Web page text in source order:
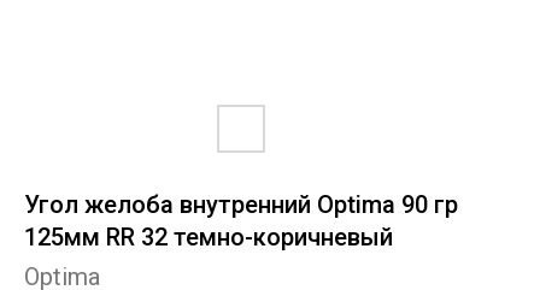
Угол желоба внутренний Optima 90 гр
125мм RR 32 темно-коричневый
Optima